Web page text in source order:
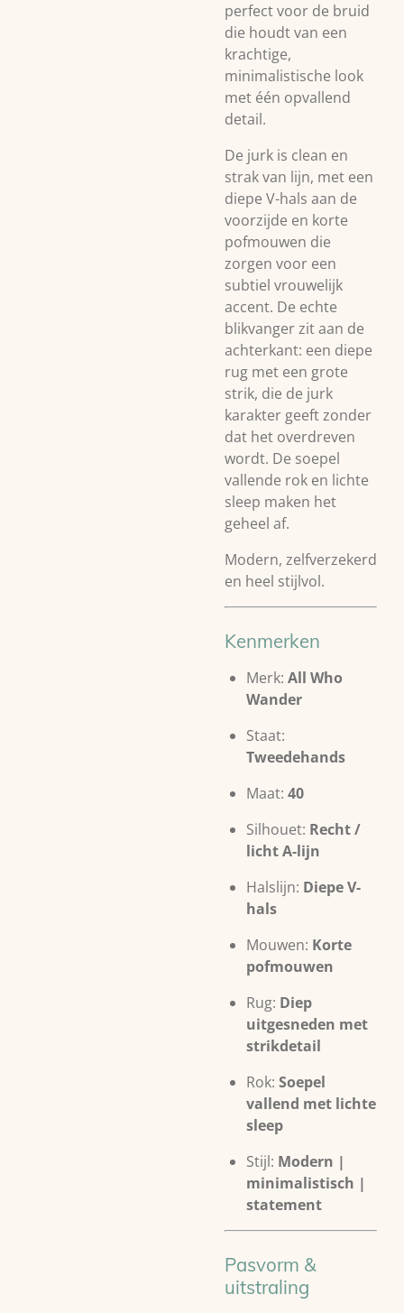
perfect voor de bruid
die houdt van een
krachtige,
minimalistische look
met één opvallend
detail.
De jurk is clean en
strak van lijn, met een
diepe V-hals aan de
voorzijde en korte
pofmouwen die
zorgen voor een
subtiel vrouwelijk
accent. De echte
blikvanger zit aan de
achterkant: een diepe
rug met een grote
strik, die de jurk
karakter geeft zonder
dat het overdreven
wordt. De soepel
vallende rok en lichte
sleep maken het
geheel af.
Modern, zelfverzekerd
en heel stijlvol.
Kenmerken
Merk: All Who
Wander
Staat:
Tweedehands
Maat: 40
Silhouet: Recht /
licht A-lijn
Halslijn: Diepe V-
hals
Mouwen: Korte
pofmouwen
Rug: Diep
uitgesneden met
strikdetail
Rok: Soepel
vallend met lichte
sleep
Stijl: Modern |
minimalistisch |
statement
Pasvorm &
uitstraling